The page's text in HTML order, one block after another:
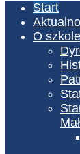
Start
O szkole